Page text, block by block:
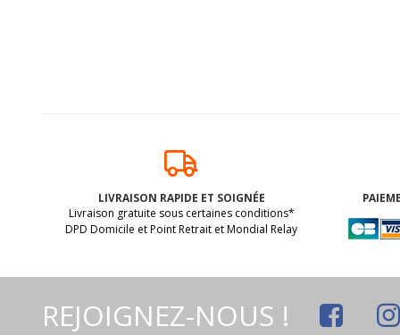
vegan sans allergènes Pasta
BIO. Sans les 14 allergènes majeurs sans
BIO.
LIVRAISON RAPIDE ET SOIGNÉE
Livraison gratuite sous certaines conditions*
DPD Domicile et Point Retrait et Mondial Relay
REJOIGNEZ-NOUS !